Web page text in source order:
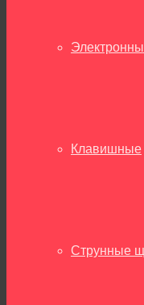
Клавишные
Струнные